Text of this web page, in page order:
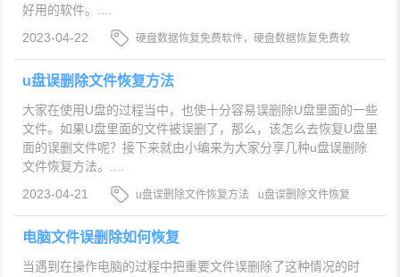
好用的软件。....
2023-04-22
硬盘数据恢复免费软件，硬盘数据恢复免费软
件哪个好，硬盘数据恢复
u盘误删除文件恢复方法
大家在使用U盘的过程当中，也使十分容易误删除U盘里面的一些
文件。如果U盘里面的文件被误删了，那么，该怎么去恢复U盘里
面的误删文件呢？接下来就由小编来为大家分享几种u盘误删除
文件恢复方法。....
2023-04-21
u盘误删除文件恢复方法
u盘误删除文件恢复
u盘误删除文件如何恢复
电脑文件误删除如何恢复
当遇到在操作电脑的过程中把重要文件误删除了这种情况的时